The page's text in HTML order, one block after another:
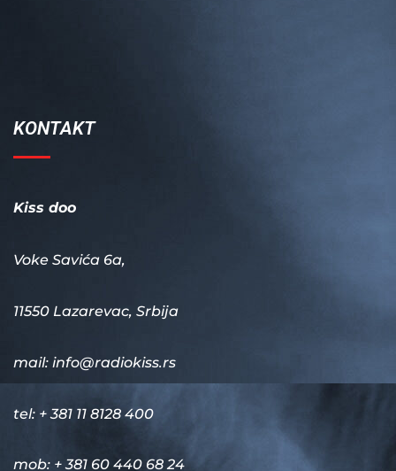
KONTAKT
Kiss doo
Voke Savića 6a,
11550 Lazarevac, Srbija
mail: info@radiokiss.rs
tel: + 381 11 8128 400
mob: + 381 60 440 68 24